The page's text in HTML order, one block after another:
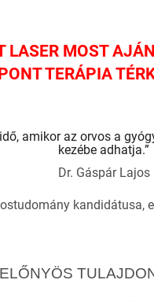
LASER MOST
TERÁPIA
amikor az orvos a
kezébe adhatja.”
Dr. Gáspár Lajos
kandidátusa,
ELŐNYÖS